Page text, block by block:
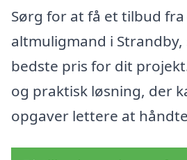
Sørg for at få et tilbud fra
altmuligmand i Strandby,
bedste pris for dit
og praktisk løsning, der
opgaver lettere at